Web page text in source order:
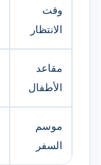
وقت
الانتظار
مقاعد
الأطفال
موسم
السفر